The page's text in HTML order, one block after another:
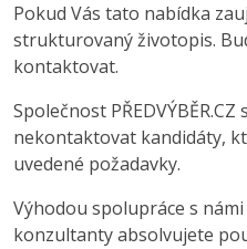
Pokud Vás tato nabídka
strukturovaný životopis.
kontaktovat.
Společnost
nekontaktovat kandidáty,
uvedené požadavky.
Výhodou spolupráce s
konzultanty absolvujete